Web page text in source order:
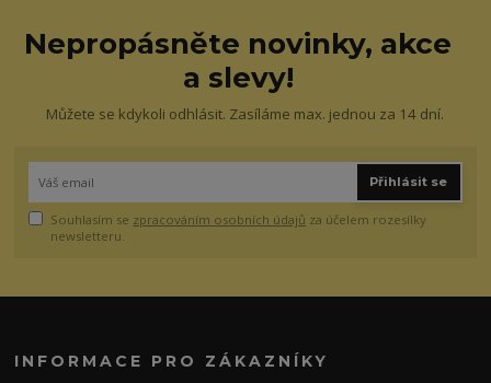
Nepropásněte novinky, akce
a slevy!
Můžete se kdykoli odhlásit. Zasíláme max. jednou za 14 dní.
Přihlásit se
Souhlasím se zpracováním osobních údajů za účelem rozesílky
newsletteru.
INFORMACE PRO ZÁKAZNÍKY